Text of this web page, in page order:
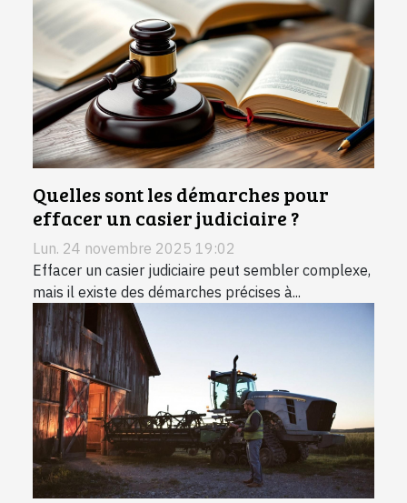
Quelles sont les démarches pour
effacer un casier judiciaire ?
Lun. 24 novembre 2025 19:02
Effacer un casier judiciaire peut sembler complexe,
mais il existe des démarches précises à...